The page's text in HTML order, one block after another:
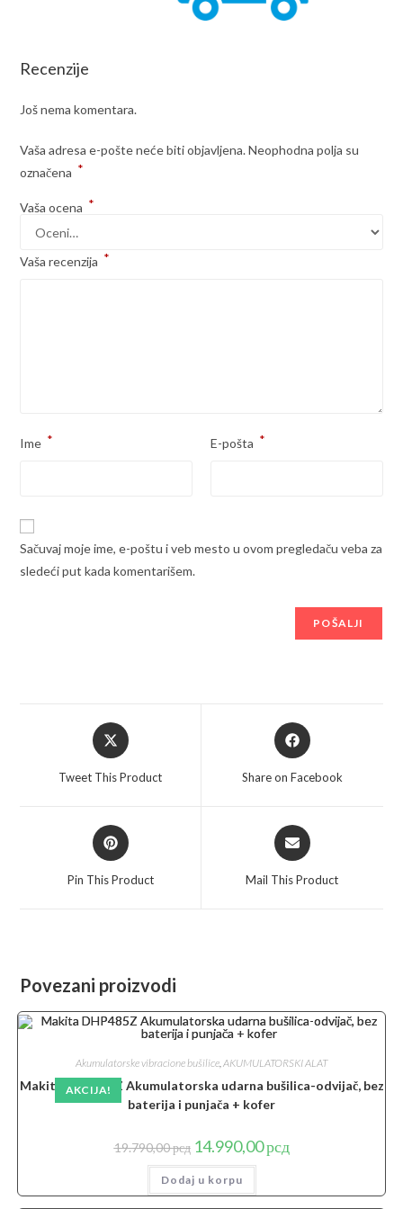
Recenzije
Još nema komentara.
Vaša adresa e-pošte neće biti objavljena. Neophodna polja su
označena *
Vaša ocena *
Vaša recenzija *
Ime * E-pošta *
Sačuvaj moje ime, e-poštu i veb mesto u ovom pregledaču veba za
sledeći put kada komentarišem.
Opens
in
Tweet This Product
Opens
in
Share on Facebook
Opens
in
Pin This Product
Opens
in
Mail This Product
Povezani proizvodi
AKCIJA!
Akumulatorske vibracione bušilice,AKUMULATORSKI ALAT
Makita DHP485Z Akumulatorska udarna bušilica-odvijač, bez
baterija i punjača + kofer
19.790,00рсд Originalna
cena
je
bila:
19.790,00 рсд.
14.990,00рсдTrenutna
cena
Dodaj u korpu